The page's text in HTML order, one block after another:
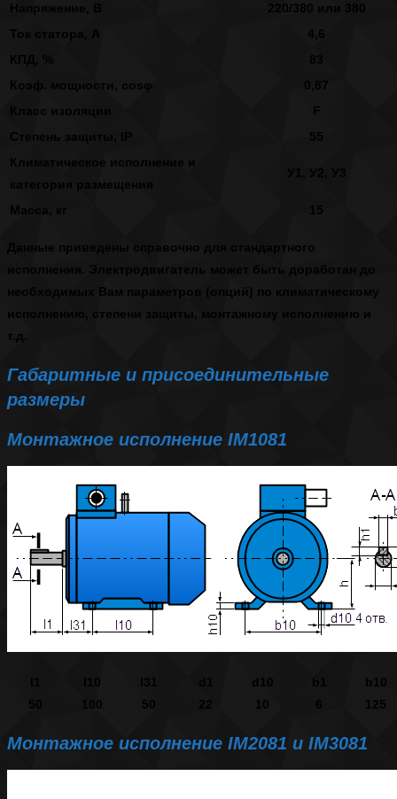
Напряжение, В
220/380 или 380
КПД, %
Коэф. мощности, cosφ
Класс изоляции
F
Степень защиты, IP
55
Климатическое исполнение и
категория размещения
Масса, кг
Данные приведены справочно для стандартного
исполнения. Электродвигатель может быть доработан до
необходимых Вам параметров (опций) по климатическому
исполнению, степени защиты, монтажному исполнению и
т.д.
Габаритные и присоединительные
размеры
Монтажное исполнение IM1081
l10 d10
b10
50
100 50 10 125
Монтажное исполнение IM2081 и IM3081